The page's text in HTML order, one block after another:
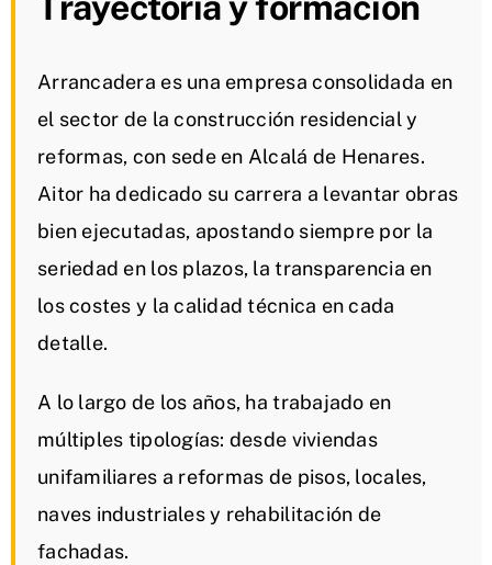
Arrancadera es una empresa consolidada en
el sector de la construcción residencial y
reformas, con sede en Alcalá de Henares.
Aitor ha dedicado su carrera a levantar obras
bien ejecutadas, apostando siempre por la
seriedad en los plazos, la transparencia en
los costes y la calidad técnica en cada
detalle.
A lo largo de los años, ha trabajado en
múltiples tipologías: desde viviendas
unifamiliares a reformas de pisos, locales,
naves industriales y rehabilitación de
fachadas.